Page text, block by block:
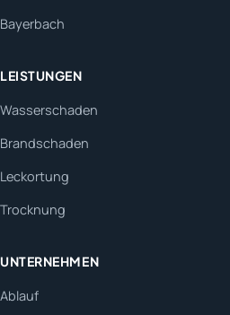
Bayerbach
LEISTUNGEN
Wasserschaden
Brandschaden
Leckortung
Trocknung
UNTERNEHMEN
Ablauf